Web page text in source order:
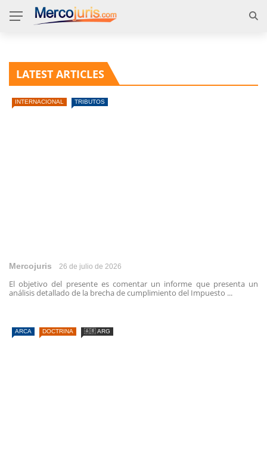
LATEST ARTICLES
INTERNACIONAL TRIBUTOS
Mercojuris 26 de julio de 2026
El objetivo del presente es comentar un informe que presenta un
análisis detallado de la brecha de cumplimiento del Impuesto ...
ARCA DOCTRINA 🇦🇷 ARG